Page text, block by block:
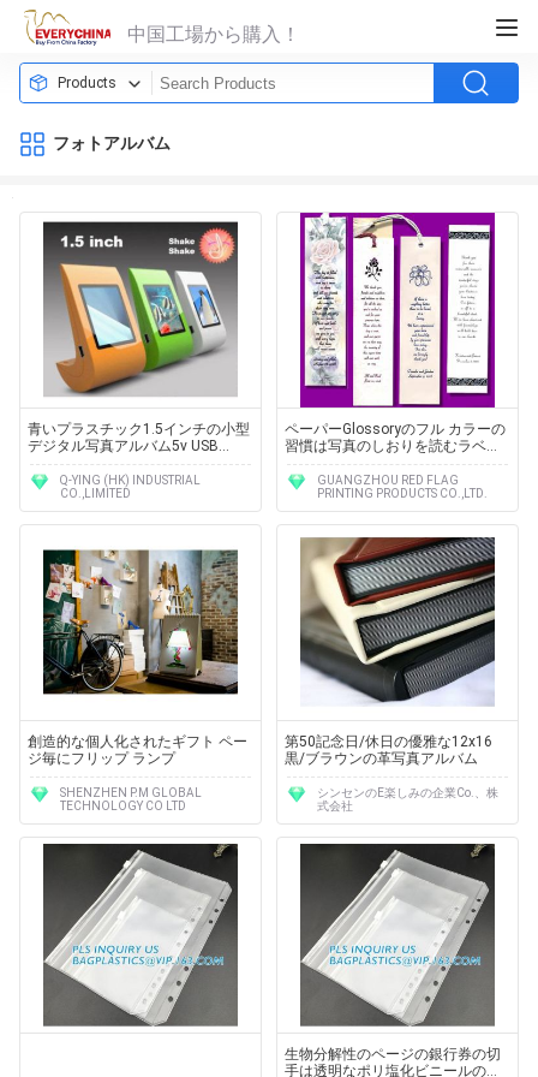
中国工場から購入！
Products
フォトアルバム
青いプラスチック1.5インチの小型
デジタル写真アルバム5v USB
Windows Vista/7およびApple
Q-YING (HK) INDUSTRIAL
CO.,LIMITED
ペーパーGlossoryのフル カラーの
習慣は写真のしおりを読むラベル
を印刷しました
GUANGZHOU RED FLAG
PRINTING PRODUCTS CO.,LTD.
創造的な個人化されたギフト ペー
ジ毎にフリップ ランプ
SHENZHEN P.M GLOBAL
TECHNOLOGY CO LTD
第50記念日/休日の優雅な12x16
黒/ブラウンの革写真アルバム
シンセンのE楽しみの企業Co.、株
式会社
生物分解性のページの銀行券の切
手は透明なポリ塩化ビニールのお